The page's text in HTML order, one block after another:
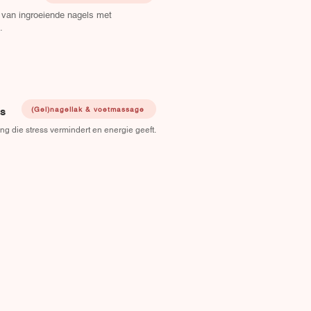
ingroeiende nagels met
(Gel)nagellak & voetmassage
die stress vermindert en energie geeft.